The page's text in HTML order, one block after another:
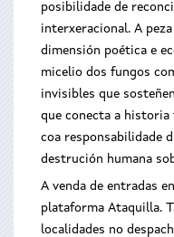
posibilidade de
interxeracional. A
dimensión poética e
micelio dos fungos
invisibles que
que conecta a historia
coa responsabilidade
destrución humana
A venda de entradas
plataforma Ataquilla.
localidades no